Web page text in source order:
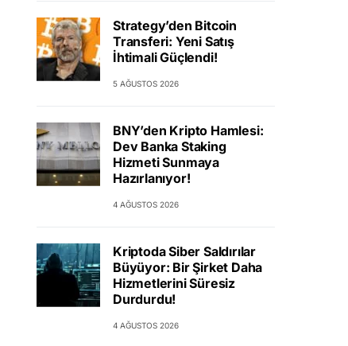
Strategy’den Bitcoin
Transferi: Yeni Satış
İhtimali Güçlendi!
5 AĞUSTOS 2026
BNY’den Kripto Hamlesi:
Dev Banka Staking
Hizmeti Sunmaya
Hazırlanıyor!
4 AĞUSTOS 2026
Kriptoda Siber Saldırılar
Büyüyor: Bir Şirket Daha
Hizmetlerini Süresiz
Durdurdu!
4 AĞUSTOS 2026